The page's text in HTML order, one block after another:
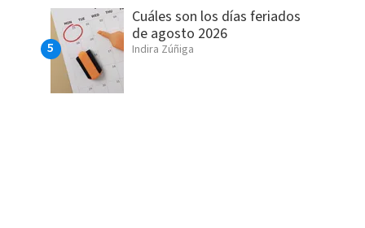
Cuáles son los días feriados
de agosto 2026
Indira Zúñiga